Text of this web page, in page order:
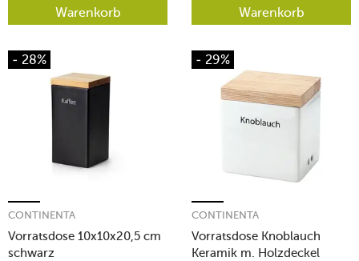
Warenkorb Warenkorb
- 28%
Vorratsdose 10x10x20,5 cm
schwarz
CONTINENTA
- 29%
Vorratsdose Knoblauch
Keramik m. Holzdeckel
CONTINENTA